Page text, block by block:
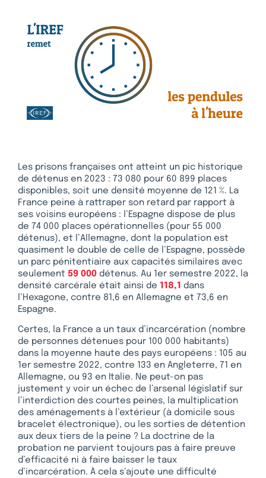
Les prisons françaises ont atteint un pic historique
de détenus en 2023 : 73 080 pour 60 899 places
disponibles, soit une densité moyenne de 121 %. La
France peine à rattraper son retard par rapport à
ses voisins européens : l’Espagne dispose de plus
de 74 000 places opérationnelles (pour 55 000
détenus), et l’Allemagne, dont la population est
quasiment le double de celle de l’Espagne, possède
un parc pénitentiaire aux capacités similaires avec
seulement 59 000 détenus. Au 1er semestre 2022, la
densité carcérale était ainsi de 118,1 dans
l’Hexagone, contre 81,6 en Allemagne et 73,6 en
Espagne.
Certes, la France a un taux d’incarcération (nombre
de personnes détenues pour 100 000 habitants)
dans la moyenne haute des pays européens : 105 au
1er semestre 2022, contre 133 en Angleterre, 71 en
Allemagne, ou 93 en Italie. Ne peut-on pas
justement y voir un échec de l’arsenal législatif sur
l’interdiction des courtes peines, la multiplication
des aménagements à l’extérieur (à domicile sous
bracelet électronique), ou les sorties de détention
aux deux tiers de la peine ? La doctrine de la
probation ne parvient toujours pas à faire preuve
d’efficacité ni à faire baisser le taux
d’incarcération. À cela s’ajoute une difficulté